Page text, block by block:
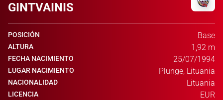
GINTVAINIS
POSICIÓN Base
ALTURA 1,92 m
FECHA NACIMIENTO 25/07/1994
LUGAR NACIMIENTO Plunge, Lituania
NACIONALIDAD Lituania
LICENCIA EUR